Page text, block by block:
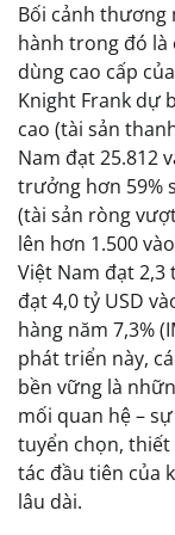
Bối cảnh thương
hành trong đó
dùng cao cấp
Knight Frank dự
cao (tài sản
Nam đạt 25.812
trưởng hơn 59%
(tài sản ròng
lên hơn 1.500
Việt Nam đạt 2,3
đạt 4,0 tỷ USD
hàng năm 7,3%
phát triển này,
bền vững là
mối quan hệ –
tuyển chọn,
tác đầu tiên của
lâu dài.